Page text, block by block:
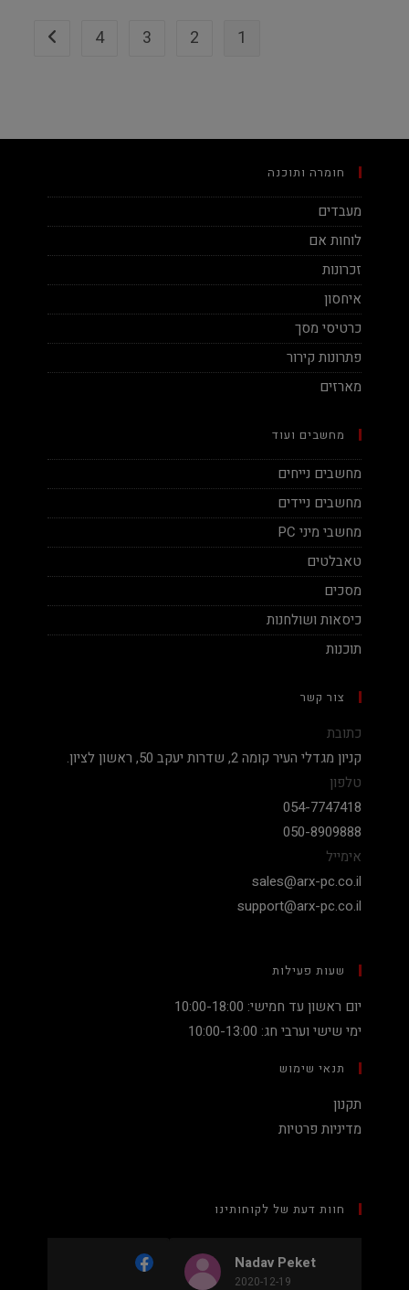
1
2
3
4
חומרה ותוכנה
מעבדים
לוחות אם
זכרונות
איחסון
כרטיסי מסך
פתרונות קירור
מארזים
מחשבים ועוד
מחשבים נייחים
מחשבים ניידים
מחשבי מיני PC
טאבלטים
מסכים
כיסאות ושולחנות
תוכנות
צור קשר
כתובת
קניון מגדלי העיר קומה 2, שדרות יעקב 50, ראשון לציון.
טלפון
054-7747418
050-8909888
אימייל
sales@arx-pc.co.il
support@arx-pc.co.il
שעות פעילות
יום ראשון עד חמישי: 10:00-18:00
ימי שישי וערבי חג: 10:00-13:00
תנאי שימוש
תקנון
מדיניות פרטיות
חוות דעת של לקוחותינו
Nadav Peket